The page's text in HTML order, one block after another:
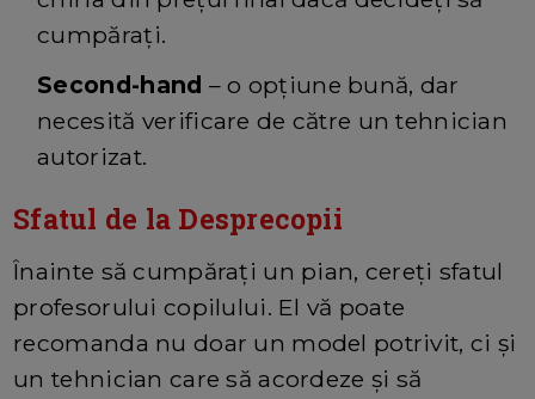
cumpărați.
Second-hand – o opțiune bună, dar
necesită verificare de către un tehnician
autorizat.
Sfatul de la Desprecopii
Înainte să cumpărați un pian, cereți sfatul
profesorului copilului. El vă poate
recomanda nu doar un model potrivit, ci și
un tehnician care să acordeze și să